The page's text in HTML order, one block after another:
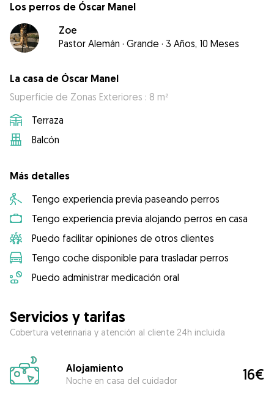
Los perros de Óscar Manel
Zoe
Pastor Alemán · Grande · 3 Años, 10 Meses
La casa de Óscar Manel
Superficie de Zonas Exteriores : 8 m²
Terraza
Balcón
Más detalles
Tengo experiencia previa paseando perros
Tengo experiencia previa alojando perros en casa
Puedo facilitar opiniones de otros clientes
Tengo coche disponible para trasladar perros
Puedo administrar medicación oral
Servicios y tarifas
Cobertura veterinaria y atención al cliente 24h incluida
Alojamiento
Noche en casa del cuidador 16€